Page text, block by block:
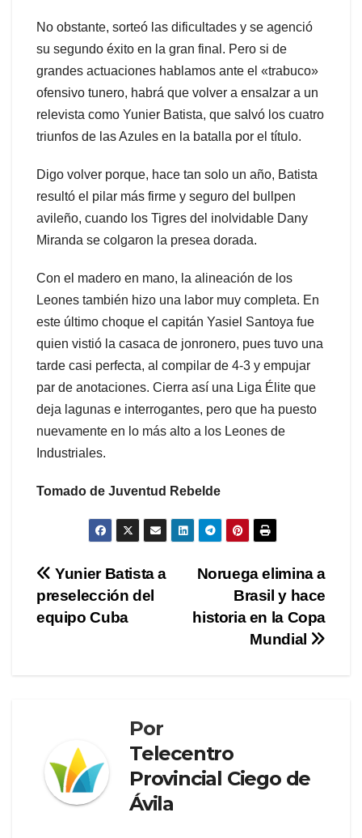
No obstante, sorteó las dificultades y se agenció
su segundo éxito en la gran final. Pero si de
grandes actuaciones hablamos ante el «trabuco»
ofensivo tunero, habrá que volver a ensalzar a un
relevista como Yunier Batista, que salvó los cuatro
triunfos de las Azules en la batalla por el título.
Digo volver porque, hace tan solo un año, Batista
resultó el pilar más firme y seguro del bullpen
avileño, cuando los Tigres del inolvidable Dany
Miranda se colgaron la presea dorada.
Con el madero en mano, la alineación de los
Leones también hizo una labor muy completa. En
este último choque el capitán Yasiel Santoya fue
quien vistió la casaca de jonronero, pues tuvo una
tarde casi perfecta, al compilar de 4-3 y empujar
par de anotaciones. Cierra así una Liga Élite que
deja lagunas e interrogantes, pero que ha puesto
nuevamente en lo más alto a los Leones de
Industriales.
Tomado de Juventud Rebelde
Navegación
de
Noruega elimina a
Brasil y hace
historia en la Copa
Mundial
Yunier Batista a
preselección del
equipo Cuba
Por
Telecentro
Provincial Ciego de
Ávila